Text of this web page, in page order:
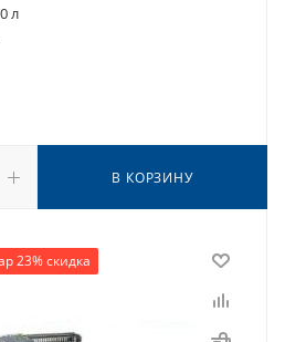
л
В КОРЗИНУ
23% скидка